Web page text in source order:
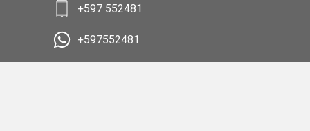
+597 552481
+597552481